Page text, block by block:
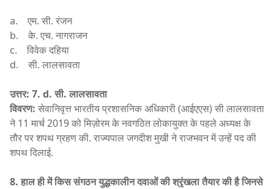
a. एम. सी. रंजन
b. के. एच. नागराजन
c. विवेक दहिया
d. सी. लालसावता
उत्तर: 7. d.सी. लालसावता
विवरण: सेवानिवृत्त भारतीय प्रशासनिक अधिकारी (आईएएस) सी लालसावता
ने 11 मार्च 2019 को मिज़ोरम के नवगठित लोकायुक्त के पहले अध्यक्ष के
तौर पर शपथ ग्रहण की. राज्यपाल जगदीश मुखी ने राजभवन में उन्हें पद की
शपथ दिलाई.
8. हाल ही में किस संगठन युद्धकालीन दवाओं की श्रृंखला तैयार की है जिनसे